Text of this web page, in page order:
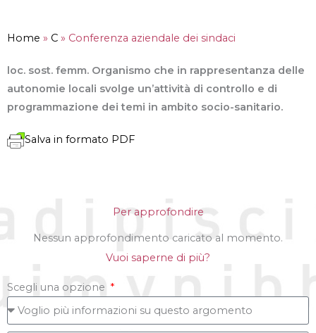
Home » C » Conferenza aziendale dei sindaci
loc. sost. femm. Organismo che in rappresentanza delle
autonomie locali svolge un’attività di controllo e di
programmazione dei temi in ambito socio-sanitario.
Salva in formato PDF
Per approfondire
Nessun approfondimento caricato al momento.
Vuoi saperne di più?
Scegli una opzione